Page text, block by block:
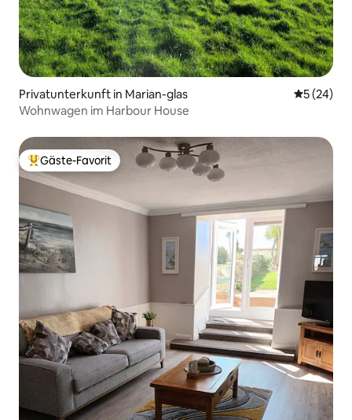
Privatunterkunft in Marian-glas
5 (24)
Wohnwagen im Harbour House
Beliebter Gäste-Favorit.
Gäste-Favorit